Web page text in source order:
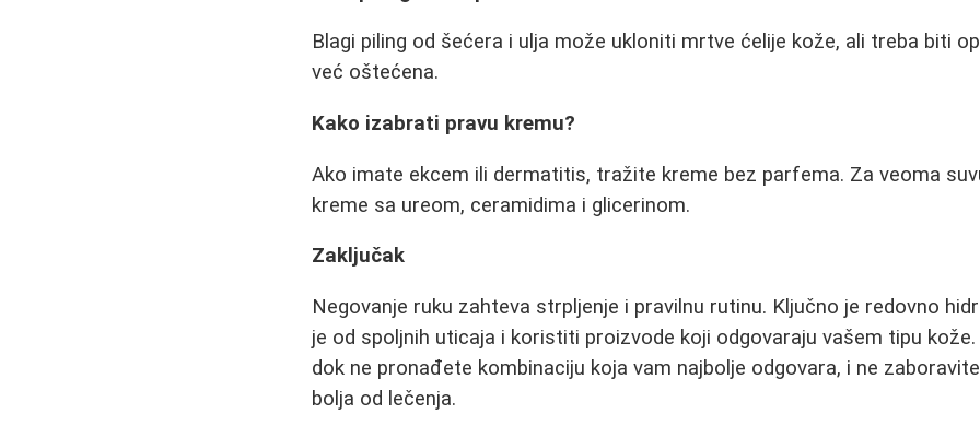
Blagi piling od šećera i ulja može ukloniti mrtve ćelije kože, ali treba biti
već oštećena.
Kako izabrati pravu kremu?
Ako imate ekcem ili dermatitis, tražite kreme bez parfema. Za veoma
kreme sa ureom, ceramidima i glicerinom.
Zaključak
Negovanje ruku zahteva strpljenje i pravilnu rutinu. Ključno je redovno
je od spoljnih uticaja i koristiti proizvode koji odgovaraju vašem tipu
dok ne pronađete kombinaciju koja vam najbolje odgovara, i ne
bolja od lečenja.